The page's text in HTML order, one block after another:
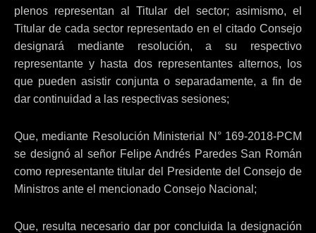
plenos representan al Titular del sector; asimismo, el
Titular de cada sector representado en el citado Consejo
designará mediante resolución, a su respectivo
representante y hasta dos representantes alternos, los
que pueden asistir conjunta o separadamente, a fin de
dar continuidad a las respectivas sesiones;
Que, mediante Resolución Ministerial N° 169-2018-PCM
se designó al señor Felipe Andrés Paredes San Román
como representante titular del Presidente del Consejo de
Ministros ante el mencionado Consejo Nacional;
Que, resulta necesario dar por concluida la designación